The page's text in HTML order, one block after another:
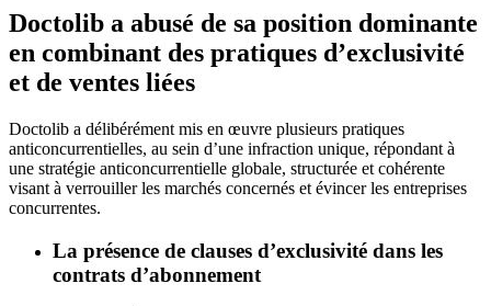
Doctolib a abusé de sa position dominante
en combinant des pratiques d’exclusivité
et de ventes liées
Doctolib a délibérément mis en œuvre plusieurs pratiques
anticoncurrentielles, au sein d’une infraction unique, répondant à
une stratégie anticoncurrentielle globale, structurée et cohérente
visant à verrouiller les marchés concernés et évincer les entreprises
concurrentes.
La présence de clauses d’exclusivité dans les
contrats d’abonnement